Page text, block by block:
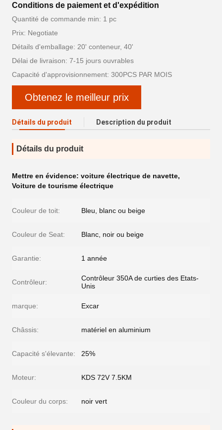
Conditions de paiement et d'expédition
Quantité de commande min: 1 pc
Prix: Negotiate
Détails d'emballage: 20' conteneur, 40'
Délai de livraison: 7-15 jours ouvrables
Capacité d'approvisionnement: 300PCS PAR MOIS
Obtenez le meilleur prix
Détails du produit Description du produit
Détails du produit
Mettre en évidence: voiture électrique de navette,
Voiture de tourisme électrique
Couleur de toit: Bleu, blanc ou beige
Couleur de Seat: Blanc, noir ou beige
Garantie: 1 année
Contrôleur:
Contrôleur 350A de curties des Etats-
Unis
marque: Excar
Châssis: matériel en aluminium
Capacité s'élevante: 25%
Moteur: KDS 72V 7.5KM
Couleur du corps: noir vert